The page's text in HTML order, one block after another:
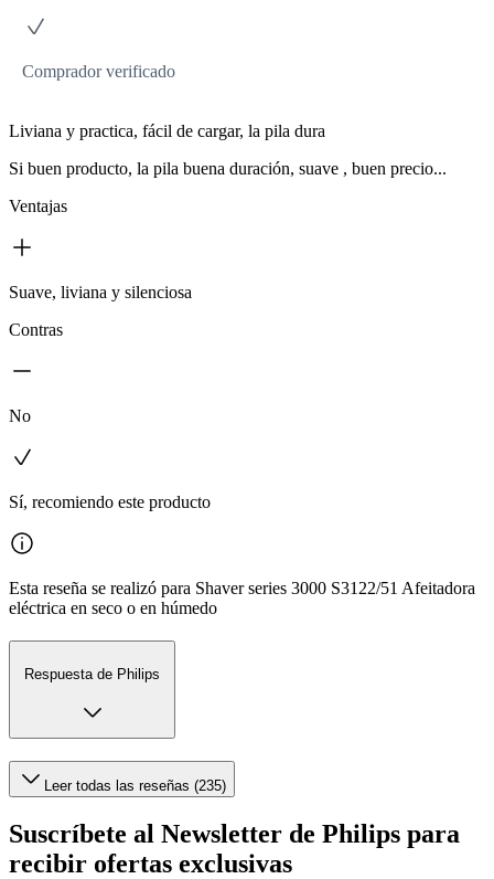
Comprador verificado
Liviana y practica, fácil de cargar, la pila dura
Si buen producto, la pila buena duración, suave , buen precio...
Ventajas
Suave, liviana y silenciosa
Contras
No
Sí, recomiendo este producto
Esta reseña se realizó para Shaver series 3000 S3122/51 Afeitadora
eléctrica en seco o en húmedo
Respuesta de Philips
Leer todas las reseñas (235)
Suscríbete al Newsletter de Philips para
recibir ofertas exclusivas